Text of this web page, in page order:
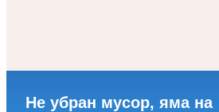
Не убран мусор, яма на